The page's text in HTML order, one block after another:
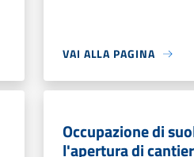
VAI ALLA PAGINA
Occupazione di
l'apertura di